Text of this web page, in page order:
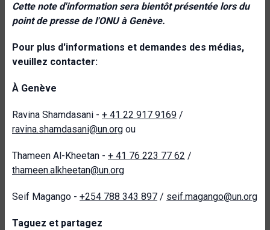
Cette note d'information sera bientôt présentée lors du
point de presse de l'ONU à Genève.
Pour plus d'informations et demandes des médias,
veuillez contacter:
À Genève
Ravina Shamdasani - + 41 22 917 9169 /
ravina.shamdasani@un.org ou
Thameen Al-Kheetan - + 41 76 223 77 62 /
thameen.alkheetan@un.org
Seif Magango - +254 788 343 897 / seif.magango@un.org
Taguez et partagez